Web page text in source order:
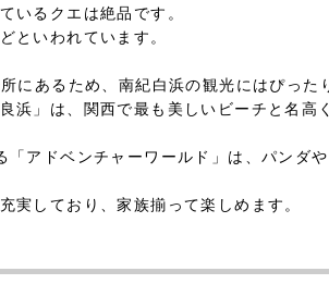
いるクエは絶品です。
といわれています。
あるため、南紀白浜の観光にはぴった
」は、関西で最も美しいビーチと名高
アドベンチャーワールド」は、パンダ
しており、家族揃って楽しめます。